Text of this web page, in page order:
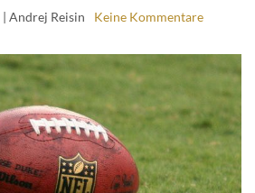
| Andrej Reisin Keine Kommentare